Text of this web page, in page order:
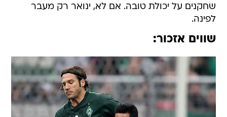
שחקנים על יכולת טובה. אם לא, ינואר רק מעבר
לפינה.
שווים אזכור: